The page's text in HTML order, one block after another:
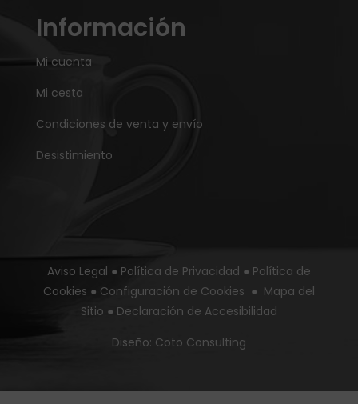
Información
Mi cuenta
Mi cesta
Condiciones de venta y envío
Desistimiento
Aviso Legal ● Política de Privacidad ● Política de
Cookies ● Configuración de Cookies ● Mapa del
Sitio ● Declaración de Accesibilidad
Diseño: Coto Consulting